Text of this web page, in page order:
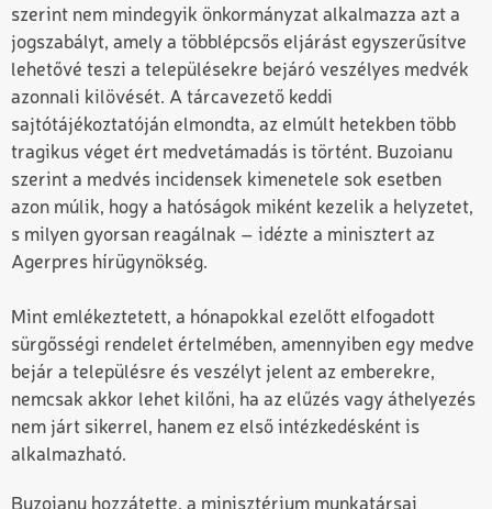
szerint nem mindegyik önkormányzat alkalmazza azt a
jogszabályt, amely a többlépcsős eljárást egyszerűsítve
lehetővé teszi a településekre bejáró veszélyes medvék
azonnali kilövését. A tárcavezető keddi
sajtótájékoztatóján elmondta, az elmúlt hetekben több
tragikus véget ért medvetámadás is történt. Buzoianu
szerint a medvés incidensek kimenetele sok esetben
azon múlik, hogy a hatóságok miként kezelik a helyzetet,
s milyen gyorsan reagálnak – idézte a minisztert az
Agerpres hírügynökség.
Mint emlékeztetett, a hónapokkal ezelőtt elfogadott
sürgősségi rendelet értelmében, amennyiben egy medve
bejár a településre és veszélyt jelent az emberekre,
nemcsak akkor lehet kilőni, ha az elűzés vagy áthelyezés
nem járt sikerrel, hanem ez első intézkedésként is
alkalmazható.
Buzoianu hozzátette, a minisztérium munkatársai